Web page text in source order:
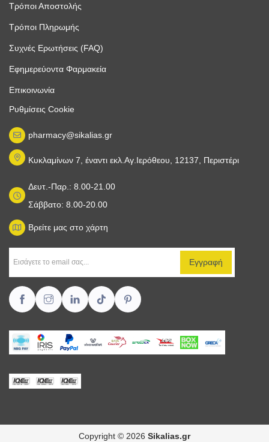
Τρόποι Αποστολής
Τρόποι Πληρωμής
Συχνές Ερωτήσεις (FAQ)
Εφημερεύοντα Φαρμακεία
Επικοινωνία
Ρυθμίσεις Cookie
pharmacy@sikalias.gr
Κυκλαμίνων 7, έναντι εκλ.Αγ.Ιερόθεου, 12137, Περιστέρι
Δευτ.-Παρ.: 8.00-21.00
Σάββατο: 8.00-20.00
Βρείτε μας στο χάρτη
Copyright © 2026 Sikalias.gr